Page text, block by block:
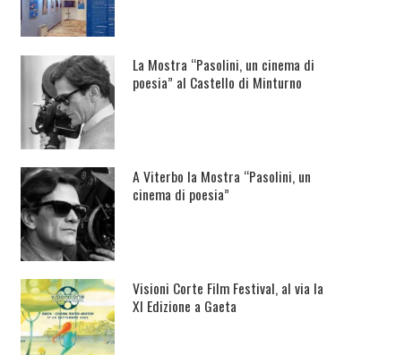
La Mostra “Pasolini, un cinema di
poesia” al Castello di Minturno
A Viterbo la Mostra “Pasolini, un
cinema di poesia”
Visioni Corte Film Festival, al via la
XI Edizione a Gaeta